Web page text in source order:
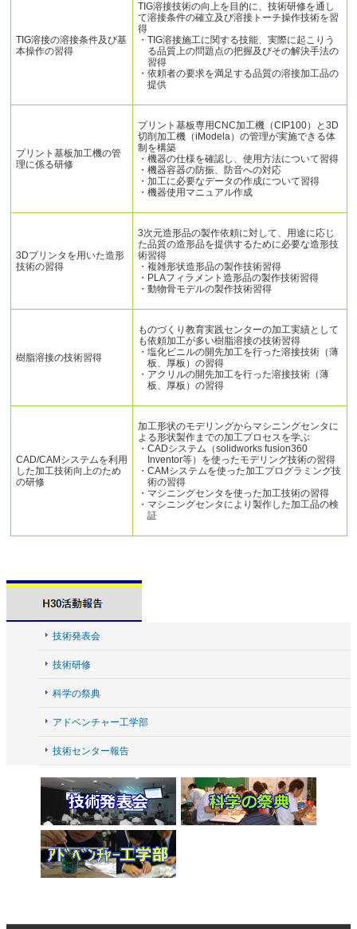
TIG溶接の溶接条件及び基
本操作の習得
TIG溶接技術の向上を目的に、技術研修を通し
て溶接条件の確立及び溶接トーチ操作技術を習
得
・TIG溶接施工に関する技能、実際に起こりう
る品質上の問題点の把握及びその解決手法の
習得
・依頼者の要求を満足する品質の溶接加工品の
提供
プリント基板加工機の管
理に係る研修
プリント基板専用CNC加工機（CIP100）と3D
切削加工機（iModela）の管理が実施できる体
制を構築
・機器の仕様を確認し、使用方法について習得
・機器容器の防振、防音への対応
・加工に必要なデータの作成について習得
・機器使用マニュアル作成
3Dプリンタを用いた造形
技術の習得
3次元造形品の製作依頼に対して、用途に応じ
た品質の造形品を提供するために必要な造形技
術習得
・複雑形状造形品の製作技術習得
・PLAフィラメント造形品の製作技術習得
・動物骨モデルの製作技術習得
樹脂溶接の技術習得
ものづくり教育実践センターの加工実績として
も依頼加工が多い樹脂溶接の技術習得
・塩化ビニルの開先加工を行った溶接技術（薄
板、厚板）の習得
・アクリルの開先加工を行った溶接技術（薄
板、厚板）の習得
CAD/CAMシステムを利用
した加工技術向上のため
の研修
加工形状のモデリングからマシニングセンタに
よる形状製作までの加工プロセスを学ぶ
・CADシステム（solidworks fusion360
Inventor等）を使ったモデリング技術の習得
・CAMシステムを使った加工プログラミング技
術の習得
・マシニングセンタを使った加工技術の習得
・マシニングセンタにより製作した加工品の検
証
技術発表会
技術研修
科学の祭典
アドベンチャー工学部
技術センター報告